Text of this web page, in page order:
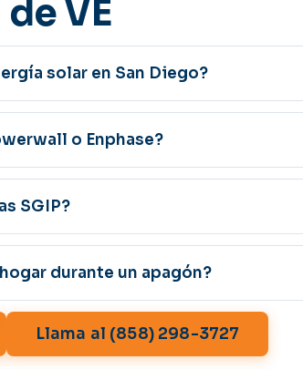
VE
solar en San Diego?
o Enphase?
SGIP?
durante un apagón?
Llama al (858) 298-3727